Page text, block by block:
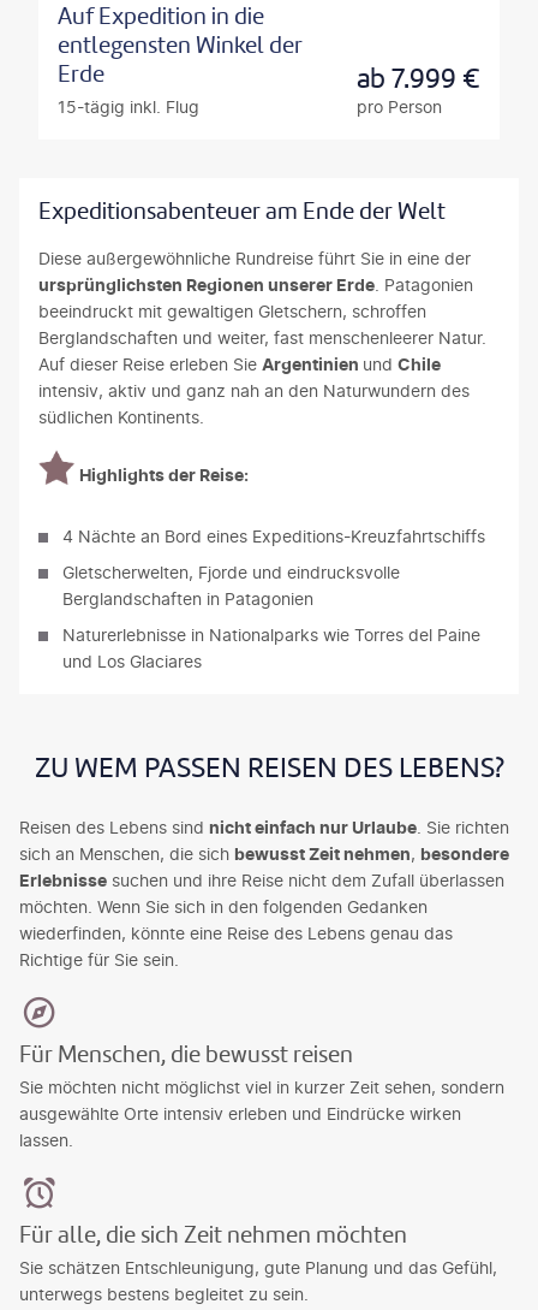
Auf Expedition in die
entlegensten Winkel der
Erde
15-tägig inkl. Flug
ab7.999 €
pro Person
Expeditionsabenteuer am Ende der Welt
Diese außergewöhnliche Rundreise führt Sie in eine der
ursprünglichsten Regionen unserer Erde. Patagonien
beeindruckt mit gewaltigen Gletschern, schroffen
Berglandschaften und weiter, fast menschenleerer Natur.
Auf dieser Reise erleben Sie Argentinien und Chile
intensiv, aktiv und ganz nah an den Naturwundern des
südlichen Kontinents.
Highlights der Reise:
4 Nächte an Bord eines Expeditions-Kreuzfahrtschiffs
Gletscherwelten, Fjorde und eindrucksvolle
Berglandschaften in Patagonien
Naturerlebnisse in Nationalparks wie Torres del Paine
und Los Glaciares
ZU WEM PASSEN REISEN DES LEBENS?
Reisen des Lebens sind nicht einfach nur Urlaube . Sie richten
sich an Menschen, die sich bewusst Zeit nehmen, besondere
Erlebnisse suchen und ihre Reise nicht dem Zufall überlassen
möchten. Wenn Sie sich in den folgenden Gedanken
wiederfinden, könnte eine Reise des Lebens genau das
Richtige für Sie sein.
Für Menschen, die bewusst reisen
Sie möchten nicht möglichst viel in kurzer Zeit sehen, sondern
ausgewählte Orte intensiv erleben und Eindrücke wirken
lassen.
Für alle, die sich Zeit nehmen möchten
Sie schätzen Entschleunigung, gute Planung und das Gefühl,
unterwegs bestens begleitet zu sein.